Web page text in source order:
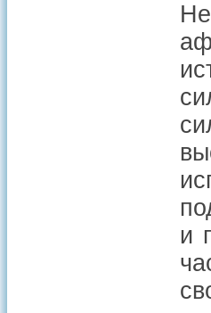
и